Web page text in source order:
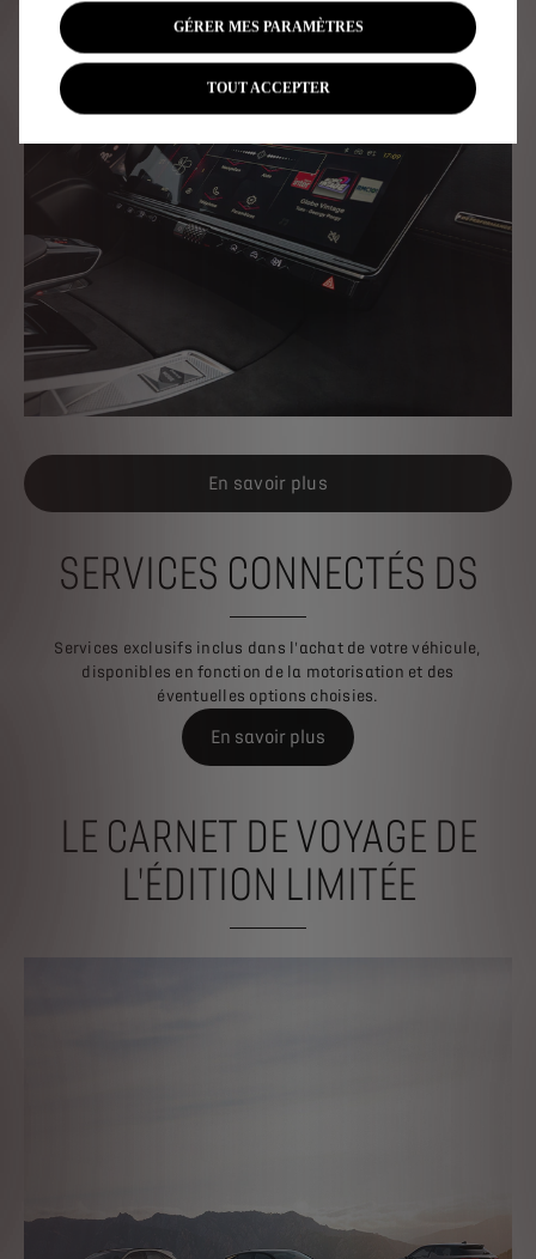
En savoir plus
SERVICES CONNECTÉS DS
Services exclusifs inclus dans l'achat de votre véhicule,
disponibles en fonction de la motorisation et des
éventuelles options choisies.
En savoir plus
LE CARNET DE VOYAGE DE
L'ÉDITION LIMITÉE
GÉRER MES PARAMÈTRES
TOUT ACCEPTER